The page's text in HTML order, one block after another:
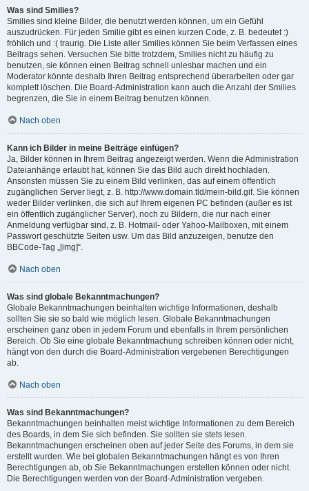
Was sind Smilies?
Smilies sind kleine Bilder, die benutzt werden können, um ein Gefühl
auszudrücken. Für jeden Smilie gibt es einen kurzen Code, z. B. bedeutet :)
fröhlich und :( traurig. Die Liste aller Smilies können Sie beim Verfassen eines
Beitrags sehen. Versuchen Sie bitte trotzdem, Smilies nicht zu häufig zu
benutzen, sie können einen Beitrag schnell unlesbar machen und ein
Moderator könnte deshalb Ihren Beitrag entsprechend überarbeiten oder gar
komplett löschen. Die Board-Administration kann auch die Anzahl der Smilies
begrenzen, die Sie in einem Beitrag benutzen können.
Nach oben
Kann ich Bilder in meine Beiträge einfügen?
Ja, Bilder können in Ihrem Beitrag angezeigt werden. Wenn die Administration
Dateianhänge erlaubt hat, können Sie das Bild auch direkt hochladen.
Ansonsten müssen Sie zu einem Bild verlinken, das auf einem öffentlich
zugänglichen Server liegt, z. B. http://www.domain.tld/mein-bild.gif. Sie können
weder Bilder verlinken, die sich auf Ihrem eigenen PC befinden (außer es ist
ein öffentlich zugänglicher Server), noch zu Bildern, die nur nach einer
Anmeldung verfügbar sind, z. B. Hotmail- oder Yahoo-Mailboxen, mit einem
Passwort geschützte Seiten usw. Um das Bild anzuzeigen, benutze den
BBCode-Tag „[img]“.
Nach oben
Was sind globale Bekanntmachungen?
Globale Bekanntmachungen beinhalten wichtige Informationen, deshalb
sollten Sie sie so bald wie möglich lesen. Globale Bekanntmachungen
erscheinen ganz oben in jedem Forum und ebenfalls in Ihrem persönlichen
Bereich. Ob Sie eine globale Bekanntmachung schreiben können oder nicht,
hängt von den durch die Board-Administration vergebenen Berechtigungen
ab.
Nach oben
Was sind Bekanntmachungen?
Bekanntmachungen beinhalten meist wichtige Informationen zu dem Bereich
des Boards, in dem Sie sich befinden. Sie sollten sie stets lesen.
Bekanntmachungen erscheinen oben auf jeder Seite des Forums, in dem sie
erstellt wurden. Wie bei globalen Bekanntmachungen hängt es von Ihren
Berechtigungen ab, ob Sie Bekanntmachungen erstellen können oder nicht.
Die Berechtigungen werden von der Board-Administration vergeben.